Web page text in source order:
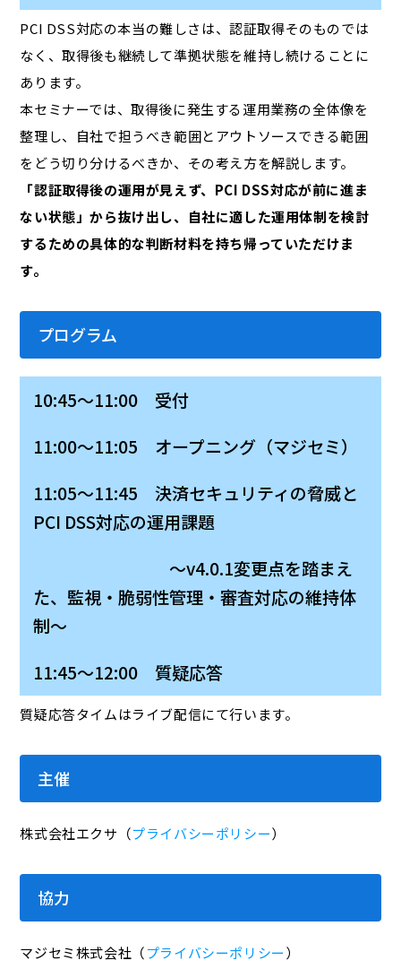
PCI DSS対応の本当の難しさは、認証取得そのものでは
なく、取得後も継続して準拠状態を維持し続けることに
あります。
本セミナーでは、取得後に発生する運用業務の全体像を
整理し、自社で担うべき範囲とアウトソースできる範囲
をどう切り分けるべきか、その考え方を解説します。
「認証取得後の運用が見えず、PCI DSS対応が前に進ま
ない状態」から抜け出し、自社に適した運用体制を検討
するための具体的な判断材料を持ち帰っていただけま
す。
プログラム
10:45～11:00 受付
11:00～11:05 オープニング（マジセミ）
11:05～11:45 決済セキュリティの脅威と
PCI DSS対応の運用課題
〜v4.0.1変更点を踏まえ
た、監視・脆弱性管理・審査対応の維持体
制〜
11:45～12:00 質疑応答
質疑応答タイムはライブ配信にて行います。
主催
株式会社エクサ（プライバシーポリシー）
協力
マジセミ株式会社（プライバシーポリシー）